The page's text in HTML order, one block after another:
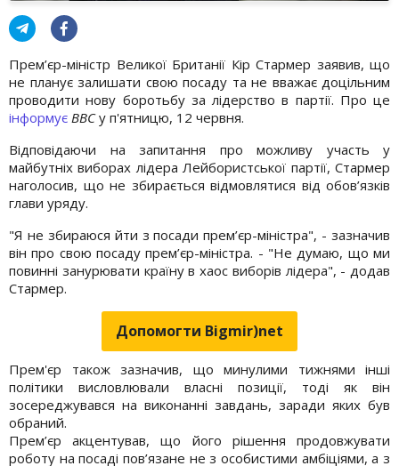
Прем’єр-міністр Великої Британії Кір Стармер заявив, що
не планує залишати свою посаду та не вважає доцільним
проводити нову боротьбу за лідерство в партії. Про це
інформує BBCу п'ятницю, 12 червня.
Відповідаючи на запитання про можливу участь у
майбутніх виборах лідера Лейбористської партії, Стармер
наголосив, що не збирається відмовлятися від обов’язків
глави уряду.
"Я не збираюся йти з посади прем’єр-міністра", - зазначив
він про свою посаду прем’єр-міністра. - "Не думаю, що ми
повинні занурювати країну в хаос виборів лідера", - додав
Стармер.
Допомогти Bigmir)net
Прем'єр також зазначив, що минулими тижнями інші
політики висловлювали власні позиції, тоді як він
зосереджувався на виконанні завдань, заради яких був
обраний.
Прем’єр акцентував, що його рішення продовжувати
роботу на посаді пов’язане не з особистими амбіціями, а з